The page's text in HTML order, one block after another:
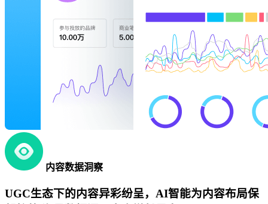
内容数据洞察
UGC生态下的内容异彩纷呈，AI智能为内容布局保